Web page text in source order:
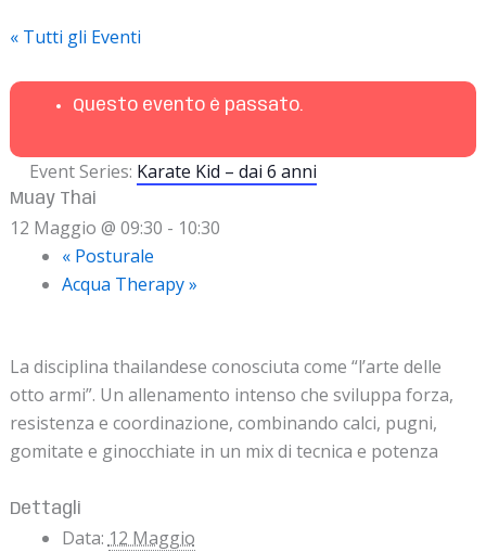
« Tutti gli Eventi
Questo evento è passato.
Event Series: Karate Kid – dai 6 anni
Muay Thai
12 Maggio @ 09:30 - 10:30
«Posturale
Acqua Therapy»
La disciplina thailandese conosciuta come “l’arte delle
otto armi”. Un allenamento intenso che sviluppa forza,
resistenza e coordinazione, combinando calci, pugni,
gomitate e ginocchiate in un mix di tecnica e potenza
Dettagli
Data: 12 Maggio